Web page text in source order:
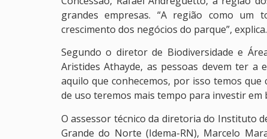
grandes empresas. “A região como um
crescimento dos negócios do parque”, explica.
Segundo o diretor de Biodiversidade e
Aristides Athayde, as pessoas devem ter a
aquilo que conhecemos, por isso temos
de uso teremos mais tempo para investir em
O assessor técnico da diretoria do Instituto
Grande do Norte (Idema-RN), Marcelo